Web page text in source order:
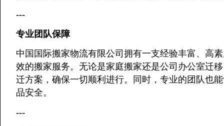
---
专业团队保障
中国国际搬家物流有限公司拥有一支经验丰富、高
效的搬家服务。无论是家庭搬家还是公司办公室迁
迁方案，确保一切顺利进行。同时，专业的团队也
品安全。
---